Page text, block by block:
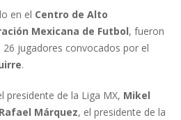
en el Centro de Alto
Mexicana de Futbol, fueron
jugadores convocados por el
.
presidente de la Liga MX, Mikel
Rafael Márquez, el presidente de la